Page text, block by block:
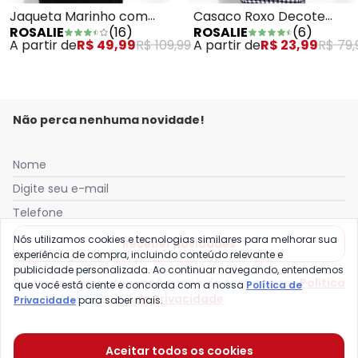
Jaqueta Marinho com
Manga Longa
ROSALIE (16)
A partir deR$ 49,99R$ 109,99
Casaco Roxo Decote
Redondo
ROSALIE (6)
A partir deR$ 23,99R$
Não perca nenhuma novidade!
Nome
Digite seu e-mail
Telefone
Receber novidades
Ao enviar o cadastro, você concorda com a nossa Política
de Privacidade
Quatro Estações é uma marca da Posthaus Ltda. / CNPJ:
Nós utilizamos cookies e tecnologias similares para melhorar sua
experiência de compra, incluindo conteúdo relevante e
publicidade personalizada. Ao continuar navegando, entendemos
que você está ciente e concorda com a nossa Política de
Privacidadepara saber mais.
Aceitar todos os cookies